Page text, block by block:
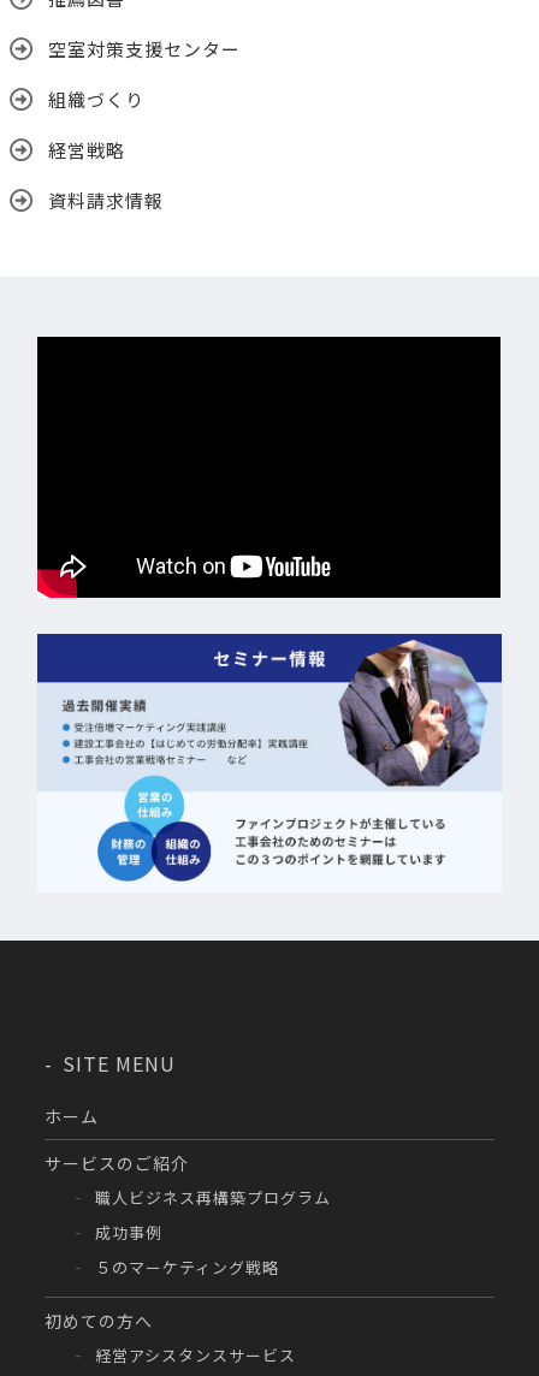
空室対策支援センター
組織づくり
経営戦略
資料請求情報
SITE MENU
ホーム
サービスのご紹介
職人ビジネス再構築プログラム
成功事例
５のマーケティング戦略
初めての方へ
経営アシスタンスサービス